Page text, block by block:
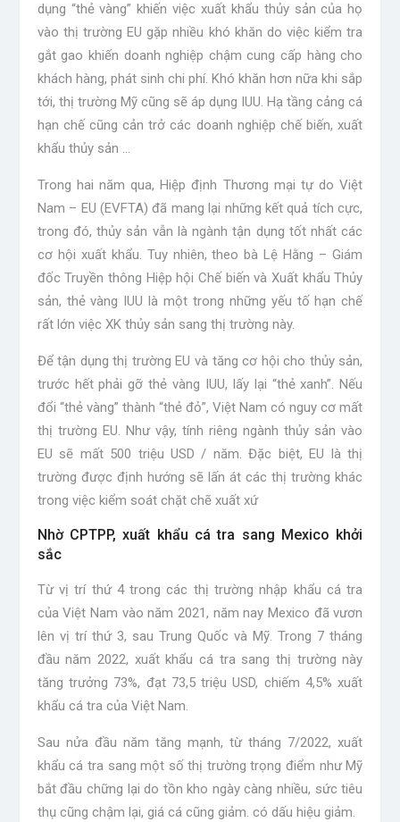
dụng “thẻ vàng” khiến việc xuất khẩu thủy sản của họ
vào thị trường EU gặp nhiều khó khăn do việc kiểm tra
gắt gao khiến doanh nghiệp chậm cung cấp hàng cho
khách hàng, phát sinh chi phí. Khó khăn hơn nữa khi sắp
tới, thị trường Mỹ cũng sẽ áp dụng IUU. Hạ tầng cảng cá
hạn chế cũng cản trở các doanh nghiệp chế biến, xuất
khẩu thủy sản …
Trong hai năm qua, Hiệp định Thương mại tự do Việt
Nam – EU (EVFTA) đã mang lại những kết quả tích cực,
trong đó, thủy sản vẫn là ngành tận dụng tốt nhất các
cơ hội xuất khẩu. Tuy nhiên, theo bà Lệ Hằng – Giám
đốc Truyền thông Hiệp hội Chế biến và Xuất khẩu Thủy
sản, thẻ vàng IUU là một trong những yếu tố hạn chế
rất lớn việc XK thủy sản sang thị trường này.
Để tận dụng thị trường EU và tăng cơ hội cho thủy sản,
trước hết phải gỡ thẻ vàng IUU, lấy lại “thẻ xanh”. Nếu
đổi “thẻ vàng” thành “thẻ đỏ”, Việt Nam có nguy cơ mất
thị trường EU. Như vậy, tính riêng ngành thủy sản vào
EU sẽ mất 500 triệu USD / năm. Đặc biệt, EU là thị
trường được định hướng sẽ lấn át các thị trường khác
trong việc kiểm soát chặt chẽ xuất xứ
Nhờ CPTPP, xuất khẩu cá tra sang Mexico khởi
sắc
Từ vị trí thứ 4 trong các thị trường nhập khẩu cá tra
của Việt Nam vào năm 2021, năm nay Mexico đã vươn
lên vị trí thứ 3, sau Trung Quốc và Mỹ. Trong 7 tháng
đầu năm 2022, xuất khẩu cá tra sang thị trường này
tăng trưởng 73%, đạt 73,5 triệu USD, chiếm 4,5% xuất
khẩu cá tra của Việt Nam.
Sau nửa đầu năm tăng mạnh, từ tháng 7/2022, xuất
khẩu cá tra sang một số thị trường trọng điểm như Mỹ
bắt đầu chững lại do tồn kho ngày càng nhiều, sức tiêu
thụ cũng chậm lại, giá cá cũng giảm. có dấu hiệu giảm.